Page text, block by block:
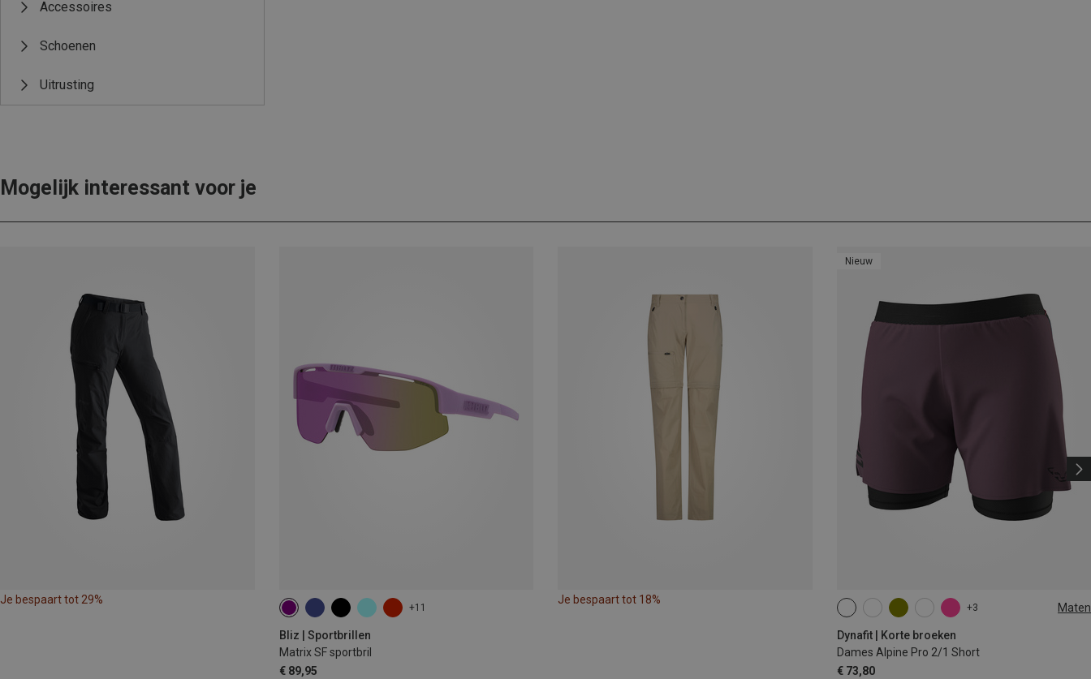
Accessoires
Schoenen
Uitrusting
Mogelijk interessant voor je
Je bespaart tot 29%
+11
Bliz | Sportbrillen
Matrix SF sportbril
€ 89,95
Je bespaart tot 18%
Nieuw
+3 Maten
Dynafit | Korte broeken
Dames Alpine Pro 2/1 Short
€ 73,80
XS S M XL